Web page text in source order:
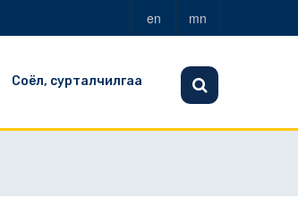
en mn
Соёл, сурталчилгаа